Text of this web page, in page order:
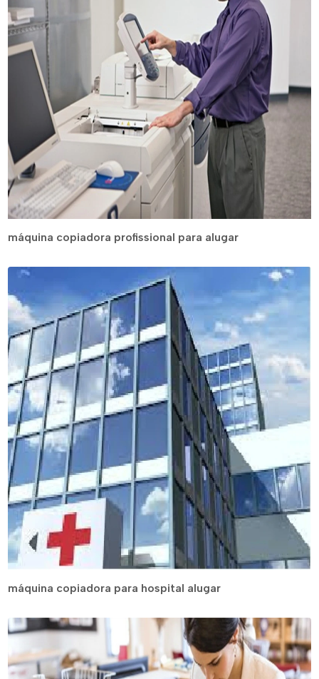
máquina copiadora profissional para alugar
máquina copiadora para hospital alugar